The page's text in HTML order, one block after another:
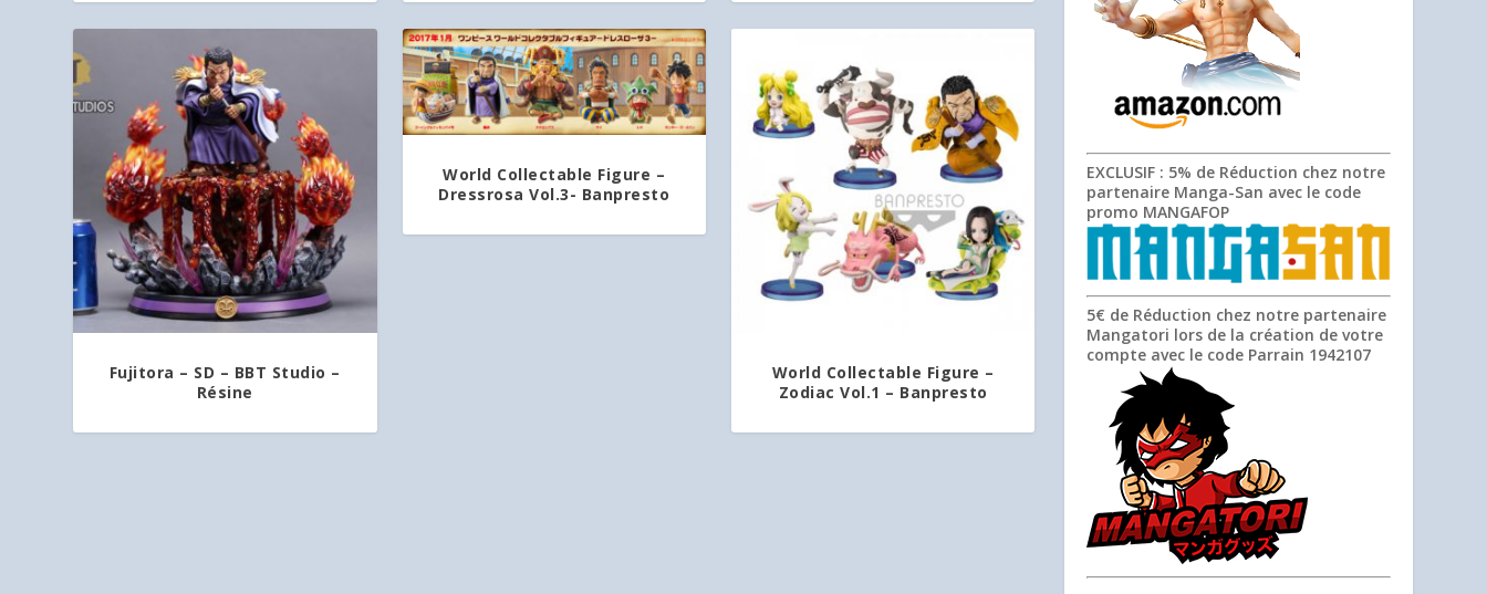
Fujitora – SD – BBT Studio –
Résine
World Collectable Figure –
Dressrosa Vol.3- Banpresto
World Collectable Figure –
Zodiac Vol.1 – Banpresto
EXCLUSIF : 5% de Réduction chez notre
partenaire Manga-San avec le code
promo MANGAFOP
5€ de Réduction chez notre partenaire
Mangatori lors de la création de votre
compte avec le code Parrain 1942107